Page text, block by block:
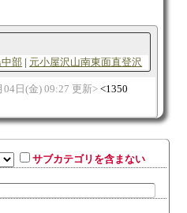
部 元小屋沢山南東面直登沢
04日(金) 09:27 更新
1350
サブカテゴリを含まない